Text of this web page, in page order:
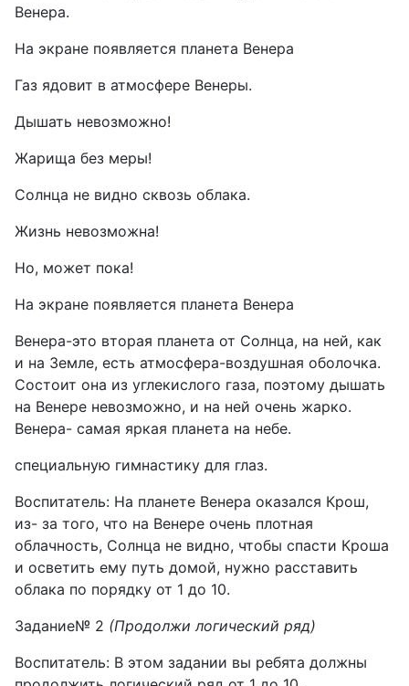
Венера.
На экране появляется планета Венера
Газ ядовит в атмосфере Венеры.
Дышать невозможно!
Жарища без меры!
Солнца не видно сквозь облака.
Жизнь невозможна!
Но, может пока!
На экране появляется планета Венера
Венера-это вторая планета от Солнца, на ней, как
и на Земле, есть атмосфера-воздушная оболочка.
Состоит она из углекислого газа, поэтому дышать
на Венере невозможно, и на ней очень жарко.
Венера- самая яркая планета на небе.
специальную гимнастику для глаз.
Воспитатель: На планете Венера оказался Крош,
из- за того, что на Венере очень плотная
облачность, Солнца не видно, чтобы спасти Кроша
и осветить ему путь домой, нужно расставить
облака по порядку от 1 до 10.
Задание№ 2 (Продолжи логический ряд)
Воспитатель: В этом задании вы ребята должны